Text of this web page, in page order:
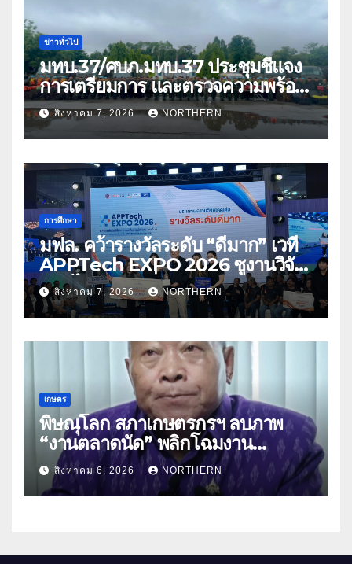
ข่าวทั่วไป
มทบ.37/ศบภ.มทบ.37 ประชุมชี้แจง
การเตรียมการ และตรวจความพร้อม
ด้านการบรรเทาสาธารณภัย
สิงหาคม 7, 2026 NORTHERN
การศึกษา
มฟล. คว้ารางวัลระดับ “ดีมาก” เวที
APPTech EXPO 2026 ชูงานวิจัย
สมุนไพร ขับเคลื่อนนวัตกรรมสู่เชิง
พาณิชย์
สิงหาคม 7, 2026 NORTHERN
เกษตร
พิษณุโลก สภาเกษตรกรฯ ลบภาพ
“งานตลาดนัด” พลิกโฉมงาน
“เกษตรรุ่งเรืองเมืองสองแคว 69” มุ่ง
ประโยชน์เกษตรกร ดึงนวัตกรรม-จับ
คู่ธุรกิจดันสินค้าเกษตรสู่สากล (คลิป)
สิงหาคม 6, 2026 NORTHERN